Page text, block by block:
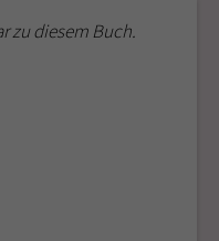
zu diesem Buch.